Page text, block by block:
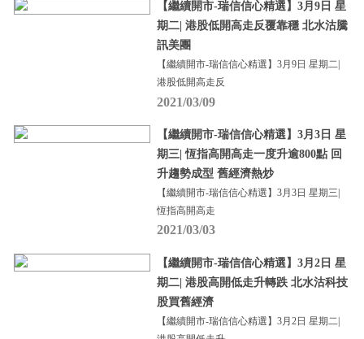
【繼續開市-瑞信信心精選】3月9日 星
期二| 港股低開高走反覆靠穩 北水沽騰
訊美團
【繼續開市-瑞信信心精選】3月9日 星期二|
港股低開高走反
2021/03/09
【繼續開市-瑞信信心精選】3月3日 星
期三| 恆指高開高走一度升逾800點 回
升趨勢成型 舊經濟熱炒
【繼續開市-瑞信信心精選】3月3日 星期三|
恆指高開高走
2021/03/03
【繼續開市-瑞信信心精選】3月2日 星
期二| 港股高開低走升轉跌 北水沽科技
股買舊經濟
【繼續開市-瑞信信心精選】3月2日 星期二|